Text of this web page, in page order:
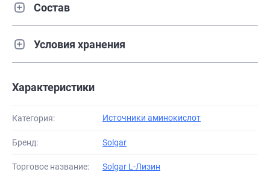
Состав
Условия хранения
Характеристики
Категория: Источники аминокислот
Бренд: Solgar
Торговое название: Solgar L-Лизин